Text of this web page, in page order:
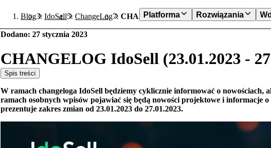
Platforma Rozwiązania
Blog IdoSell ChangeLog CHANGELOG IdoSell (23.01.2023 -
Dodano: 27 stycznia 2023
CHANGELOG IdoSell (23.01.2023 -
Spis treści
W ramach changeloga IdoSell będziemy cyklicznie informować o
ramach osobnych wpisów pojawiać się będą nowości projektowe i informacje
prezentuje zakres zmian od 23.01.2023 do 27.01.2023.